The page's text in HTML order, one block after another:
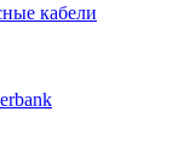
кабели